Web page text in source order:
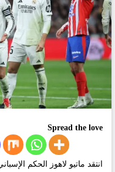
Spread the love
انتقد ماتيو لاهوز الحكم